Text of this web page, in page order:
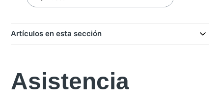
Artículos en esta sección
Asistencia